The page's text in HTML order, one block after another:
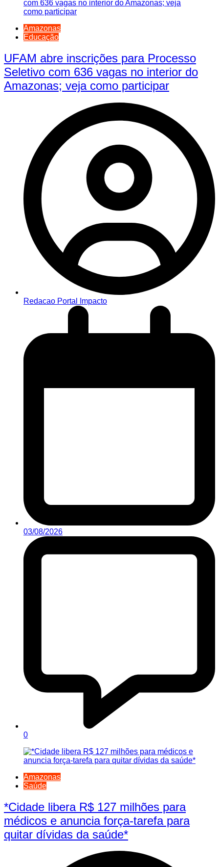
Amazonas
Educação
UFAM abre inscrições para Processo
Seletivo com 636 vagas no interior do
Amazonas; veja como participar
Redacao Portal Impacto
03/08/2026
0
Amazonas
Saúde
*Cidade libera R$ 127 milhões para
médicos e anuncia força-tarefa para
quitar dívidas da saúde*